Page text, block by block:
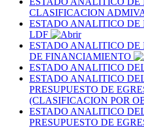
CLASIFICACION
ESTADO ANALITICO DE
LDF
ESTADO ANALITICO DE
DE FINANCIAMIENTO
ESTADO ANALITICO
ESTADO ANALITICO
PRESUPUESTO DE
(CLASIFICACION POR
ESTADO ANALITICO
PRESUPUESTO DE